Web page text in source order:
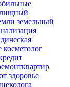
земельный
косметолог
здоровье